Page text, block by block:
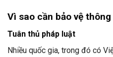
Vì sao cần bảo vệ
Tuân thủ pháp luật
Nhiều quốc gia, trong đó có